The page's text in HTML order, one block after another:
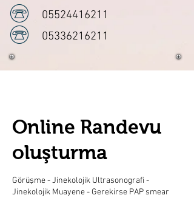
05524416211
05336216211
Online Randevu
oluşturma
Görüşme - Jinekolojik Ultrasonografi -
Jinekolojik Muayene - Gerekirse PAP smear